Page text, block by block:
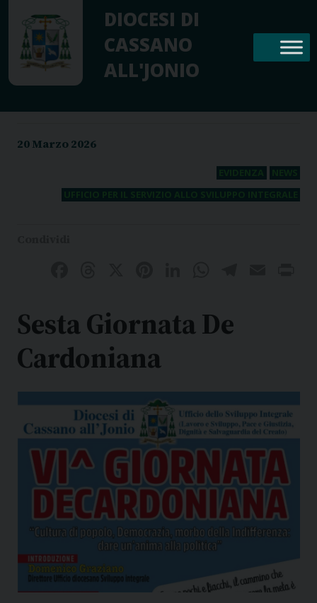
content
DIOCESI DI
CASSANO
ALL'JONIO
20 Marzo 2026
Sesta Giornata De
Cardoniana